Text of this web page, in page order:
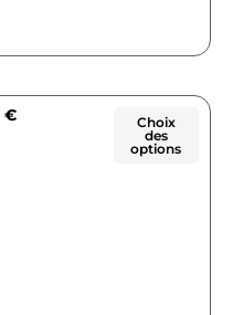
€
Choix
des
options